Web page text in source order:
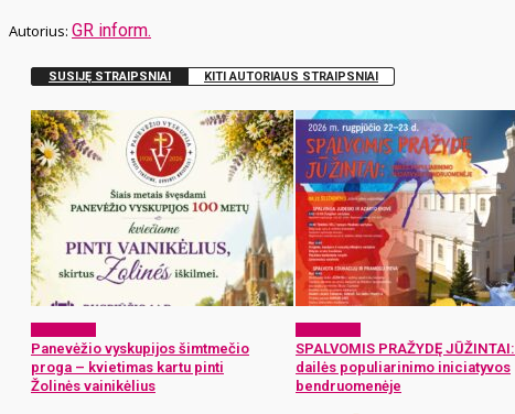
GR inform.
SUSIJĘ STRAIPSNIAI KITI AUTORIAUS STRAIPSNIAI
Panevėžio vyskupijos šimtmečio
proga – kvietimas kartu pinti
Žolinės vainikėlius
SPALVOMIS PRAŽYDĘ JŪŽINTAI:
dailės populiarinimo iniciatyvos
bendruomenėje